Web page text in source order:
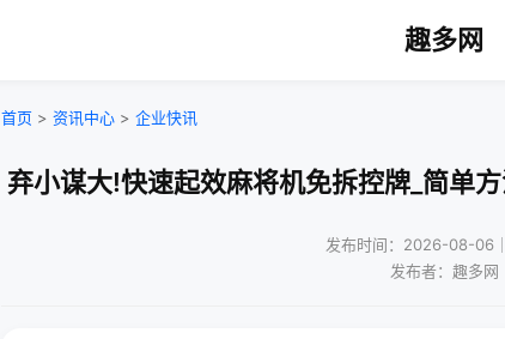
趣多网
首页 > 资讯中心 > 企业快讯
弃小谋大!快速起效麻将机免拆控牌_简单
发布时间：2026-08-06
发布者：趣多网